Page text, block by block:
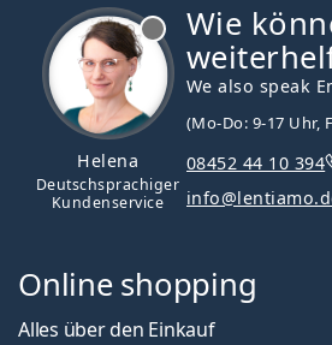
Helena
Deutschsprachiger
Kundenservice
Wie
We also speak
(Mo-Do: 9-17 Uhr,
08452 44 10 394
Online shopping
Alles über den Einkauf